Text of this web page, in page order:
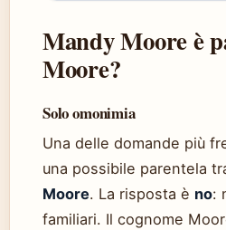
Mandy Moore è
Moore?
Solo omonimia
Una delle domande più
una possibile parentela
Moore. La risposta è no:
familiari. Il cognome